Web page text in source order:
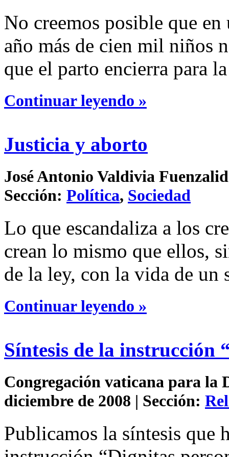
No creemos posible que
año más de cien mil niños
que el parto encierra para
Continuar leyendo »
Justicia y aborto
José Antonio Valdivia
Sección: Política, Sociedad
Lo que escandaliza a los
crean lo mismo que ellos,
de la ley, con la vida de un
Continuar leyendo »
Síntesis de la instrucción
Congregación vaticana para la
diciembre de 2008 | Sección:
Publicamos la síntesis que